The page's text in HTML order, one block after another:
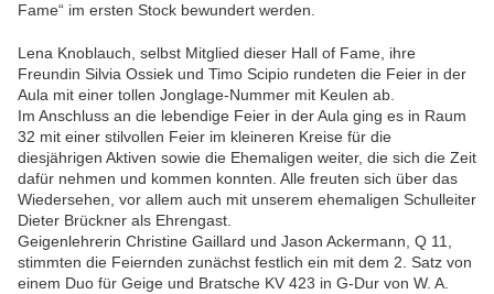
Fame“ im ersten Stock bewundert werden.
Lena Knoblauch, selbst Mitglied dieser Hall of Fame, ihre
Freundin Silvia Ossiek und Timo Scipio rundeten die Feier in der
Aula mit einer tollen Jonglage-Nummer mit Keulen ab.
Im Anschluss an die lebendige Feier in der Aula ging es in Raum
32 mit einer stilvollen Feier im kleineren Kreise für die
diesjährigen Aktiven sowie die Ehemaligen weiter, die sich die Zeit
dafür nehmen und kommen konnten. Alle freuten sich über das
Wiedersehen, vor allem auch mit unserem ehemaligen Schulleiter
Dieter Brückner als Ehrengast.
Geigenlehrerin Christine Gaillard und Jason Ackermann, Q 11,
stimmten die Feiernden zunächst festlich ein mit dem 2. Satz von
einem Duo für Geige und Bratsche KV 423 in G-Dur von W. A.